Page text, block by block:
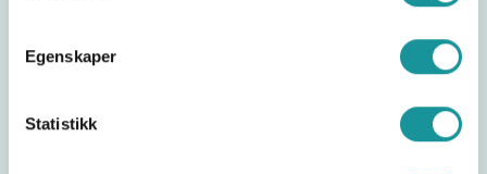
Egenskaper
Statistikk